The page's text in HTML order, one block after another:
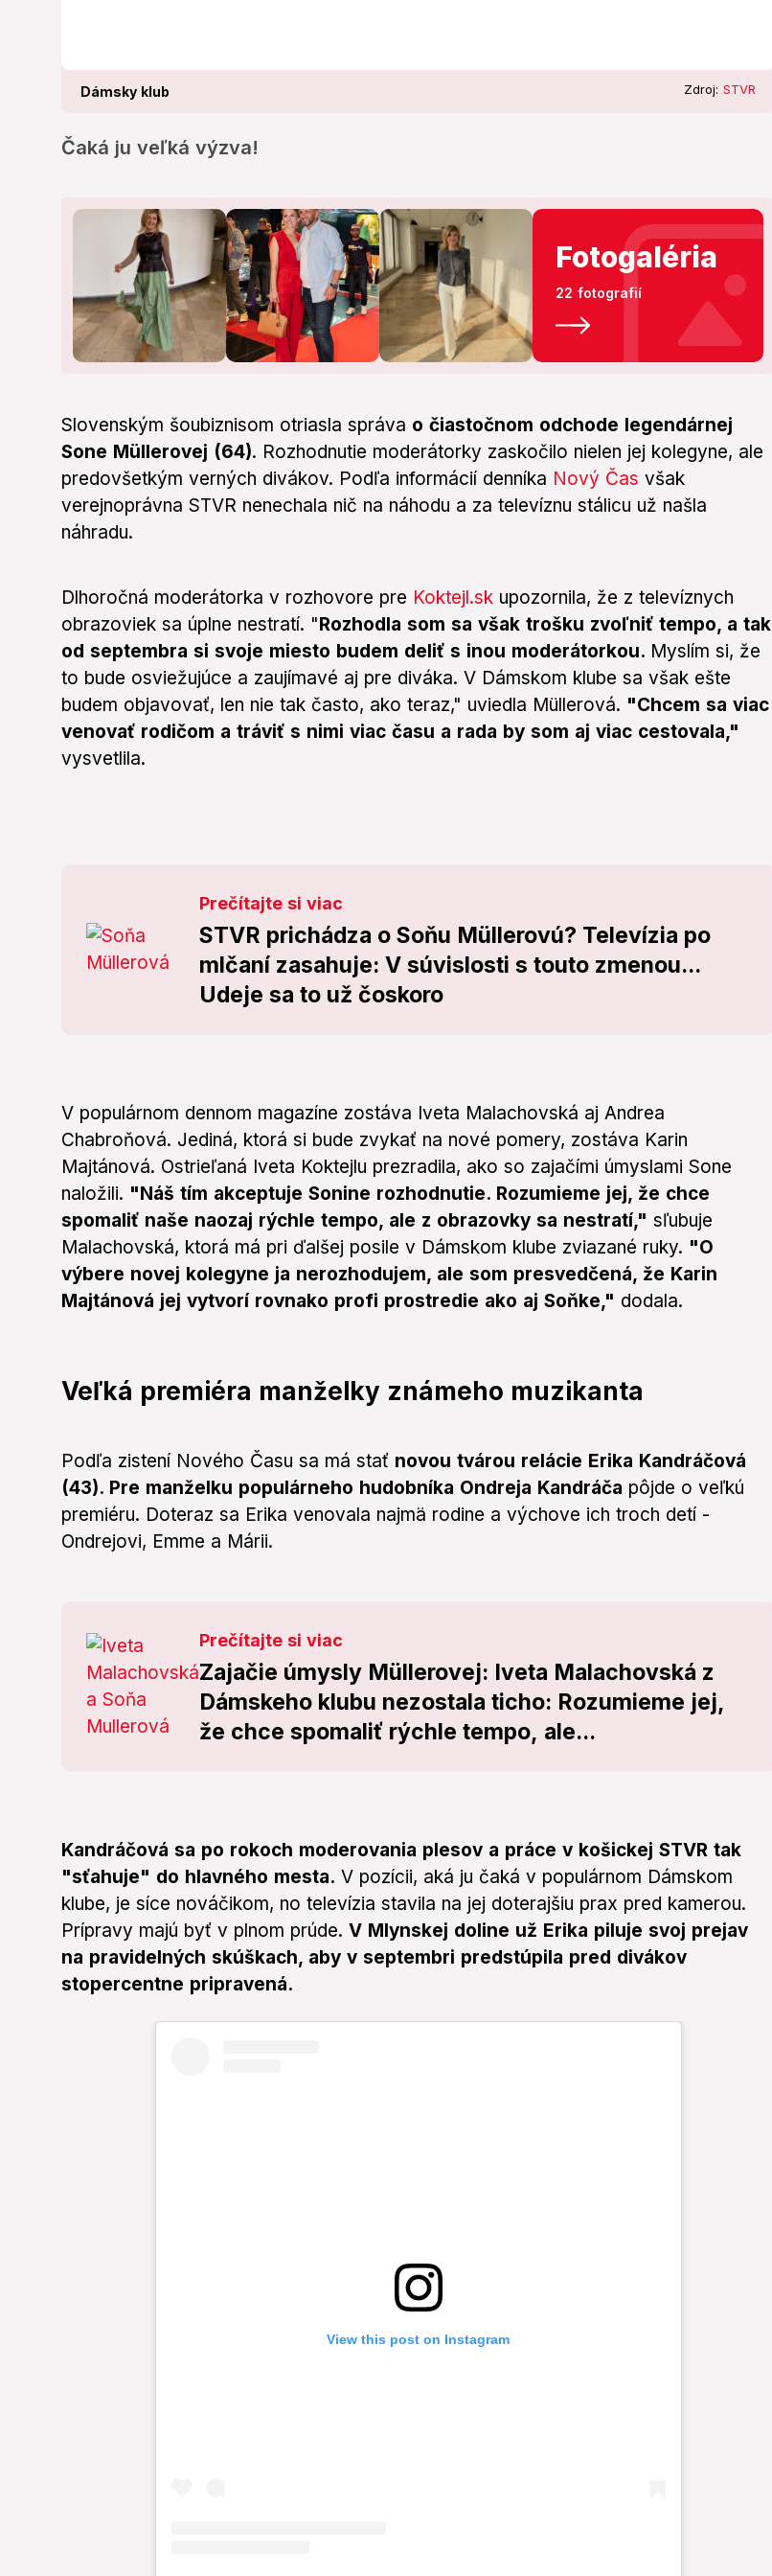
Dámsky klub Zdroj: STVR
Čaká ju veľká výzva!
Fotogaléria
22 fotografií
Slovenským šoubiznisom otriasla správa o čiastočnom odchode legendárnej
Sone Müllerovej (64). Rozhodnutie moderátorky zaskočilo nielen jej kolegyne, ale
predovšetkým verných divákov. Podľa informácií denníka Nový Čas však
verejnoprávna STVR nenechala nič na náhodu a za televíznu stálicu už našla
náhradu.
Dlhoročná moderátorka v rozhovore pre Koktejl.sk upozornila, že z televíznych
obrazoviek sa úplne nestratí. "Rozhodla som sa však trošku zvoľniť tempo, a tak
od septembra si svoje miesto budem deliť s inou moderátorkou. Myslím si, že
to bude osviežujúce a zaujímavé aj pre diváka. V Dámskom klube sa však ešte
budem objavovať, len nie tak často, ako teraz," uviedla Müllerová. "Chcem sa viac
venovať rodičom a tráviť s nimi viac času a rada by som aj viac cestovala,"
vysvetlila.
Prečítajte si viac
STVR prichádza o Soňu Müllerovú? Televízia po
mlčaní zasahuje: V súvislosti s touto zmenou...
Udeje sa to už čoskoro
V populárnom dennom magazíne zostáva Iveta Malachovská aj Andrea
Chabroňová. Jediná, ktorá si bude zvykať na nové pomery, zostáva Karin
Majtánová. Ostrieľaná Iveta Koktejlu prezradila, ako so zajačími úmyslami Sone
naložili. "Náš tím akceptuje Sonine rozhodnutie. Rozumieme jej, že chce
spomaliť naše naozaj rýchle tempo, ale z obrazovky sa nestratí," sľubuje
Malachovská, ktorá má pri ďalšej posile v Dámskom klube zviazané ruky. "O
výbere novej kolegyne ja nerozhodujem, ale som presvedčená, že Karin
Majtánová jej vytvorí rovnako profi prostredie ako aj Soňke," dodala.
Veľká premiéra manželky známeho muzikanta
Podľa zistení Nového Času sa má stať novou tvárou relácie Erika Kandráčová
(43). Pre manželku populárneho hudobníka Ondreja Kandráča pôjde o veľkú
premiéru. Doteraz sa Erika venovala najmä rodine a výchove ich troch detí -
Ondrejovi, Emme a Márii.
Prečítajte si viac
Zajačie úmysly Müllerovej: Iveta Malachovská z
Dámskeho klubu nezostala ticho: Rozumieme jej,
že chce spomaliť rýchle tempo, ale...
Kandráčová sa po rokoch moderovania plesov a práce v košickej STVR tak
"sťahuje" do hlavného mesta. V pozícii, aká ju čaká v populárnom Dámskom
klube, je síce nováčikom, no televízia stavila na jej doterajšiu prax pred kamerou.
Prípravy majú byť v plnom prúde. V Mlynskej doline už Erika piluje svoj prejav
na pravidelných skúškach, aby v septembri predstúpila pred divákov
stopercentne pripravená.